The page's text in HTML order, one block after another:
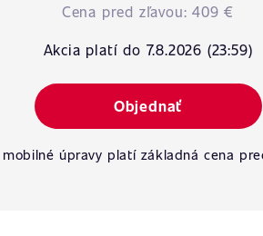
Cena pred zľavou:409 €
Akcia platí do 7.8.2026 (23:59)
Objednať
mobilné úpravy platí základná cena